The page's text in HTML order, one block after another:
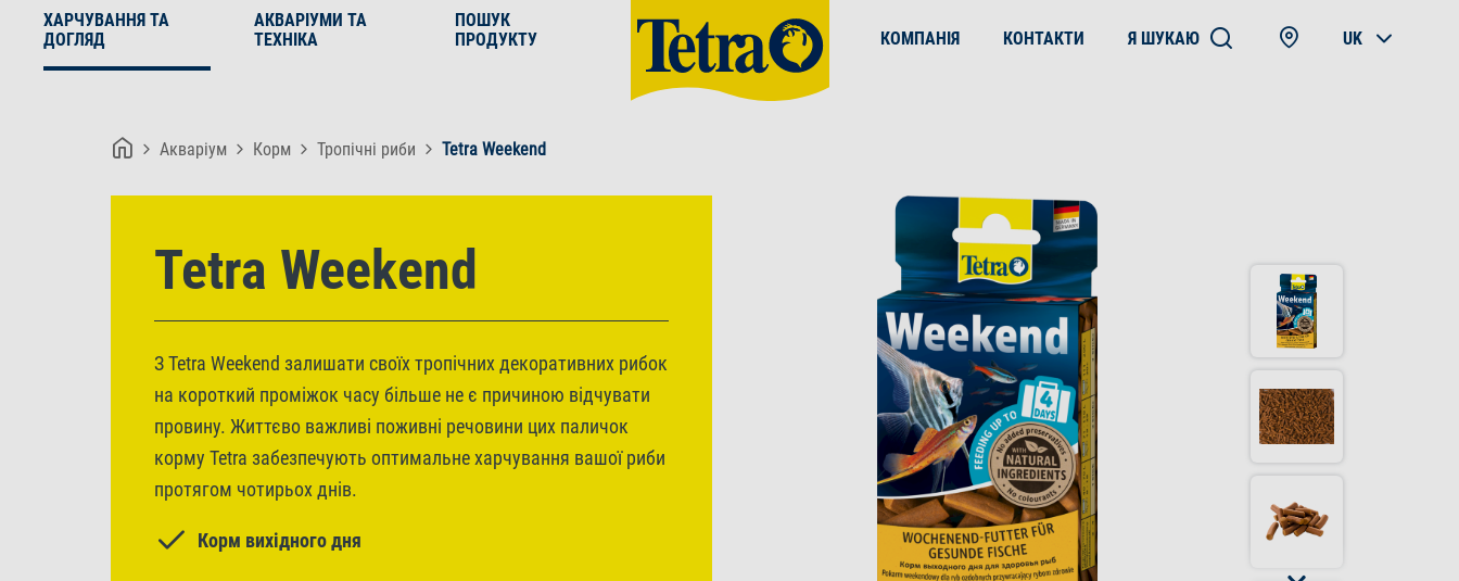
ХАРЧУВАННЯ ТА
ДОГЛЯД
АКВАРІУМИ ТА
ТЕХНІКА
ПОШУК
ПРОДУКТУ
КОМПАНІЯ КОНТАКТИ Я ШУКАЮ UK
Акваріум Корм Тропічні риби Tetra Weekend
Tetra Weekend
З Tetra Weekend залишати своїх тропічних декоративних рибок
на короткий проміжок часу більше не є причиною відчувати
провину. Життєво важливі поживні речовини цих паличок
корму Tetra забезпечують оптимальне харчування вашої риби
протягом чотирьох днів.
Корм вихідного дня